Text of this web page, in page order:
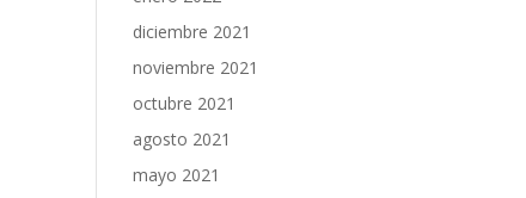
diciembre 2021
noviembre 2021
octubre 2021
agosto 2021
mayo 2021